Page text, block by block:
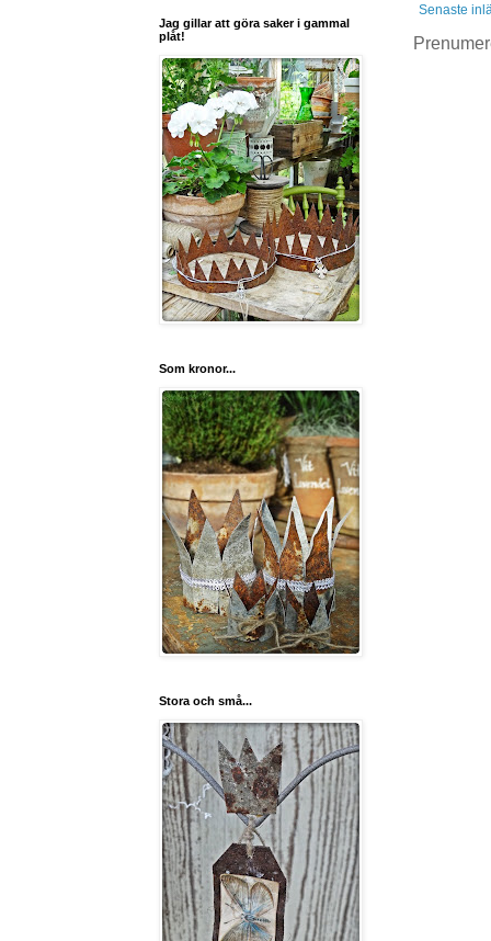
Senaste
Jag gillar att göra saker i gammal
plåt!
Som kronor...
Stora och små...